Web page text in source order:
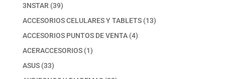
3NSTAR 3939
productos
ACCESORIOS CELULARES Y TABLETS 1313
ACCESORIOS PUNTOS DE VENTA 44
ACERACCESORIOS 11
ASUS 3333
productos